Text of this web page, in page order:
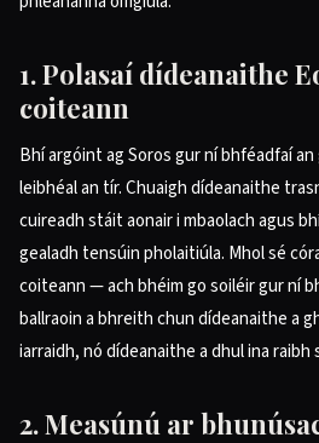
1. Polasaí dídeanaithe
coiteann
Bhí argóint ag Soros gur ní bhféadfaí
leibhéal an tír. Chuaigh dídeanaithe
cuireadh stáit aonair i mbaolach agus
gealadh tensúin pholaitiúla. Mhol sé
coiteann — ach bhéim go soiléir gur ní
ballraoin a bhreith chun dídeanaithe a
iarraidh, nó dídeanaithe a dhul ina raibh
2. Measúnú ar